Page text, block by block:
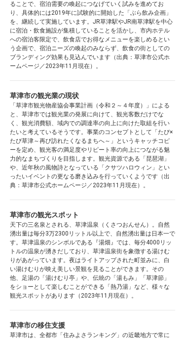
ることで、宿泊需要の喚起につなげていく試みを進めてお
り、具体的には2019年に試験的に開始した「ぶら飲み企画」
を、継続して実施しています。JR草津駅やJR南草津駅を中心
に宿泊・飲食施設が集積していることを活かし、市内ホテル
への宿泊客限定で、飲食店でお得なメニューを楽しめるとい
う企画で、宿泊ニーズの喚起のみならず、飲食の街としての
ブランディング効果も見込んでいます（出典：草津市公式ホ
ームページ／2023年11月現在）。
草津市の観光業の現状
「草津市観光物産協会事業計画（令和２～４年度）」による
と、草津市では観光業の発展に向けて、観光客数だけでな
く、観光消費額、域内での調達率の向上に向けた取組を行い
たいと考えているそうです。事業のコンセプトとして「たび×
たび草津～再び訪れたくなるまちへ～」というキャッチコピ
ーを定め、観光客の満足度やリピート率の向上につながる魅
力的なまちづくりを目指します。観光資源である「琵琶湖」
や、近年秋の風物詩となっている「クサツハロウィン」とい
ったいイベントの更なる磨き込みを行っていくようです（出
典：草津市公式ホームページ／2023年11月現在）。
草津市の観光スポット
天下の三名泉とされる、草津温泉（くさつおんせん）。自然
湧出量は毎分3万2300リットル以上で、自然湧出量は日本一で
す。草津温泉のシンボルである『湯畑』では、毎分4000リッ
トルの温泉が湧きだしており、草津温泉街を象徴する湯けむ
りがあがっています。夜はライトアップされた町並みに、白
い湯けむりが映え美しい景観を見ることができます。その
他、足湯の「湯けむり亭」や、伝統の「湯もみ」「草津節」
をショーとして楽しむことができる「熱乃湯」など、様々な
観光スポットがあります（2023年11月現在）。
草津市の移住支援
草津市は、全都市「住みよさランキング」の近畿地方で常に